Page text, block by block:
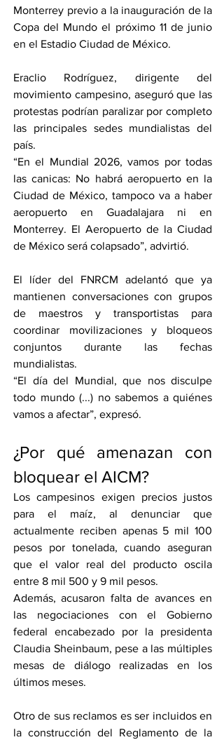
Monterrey previo a la inauguración de la
Copa del Mundo el próximo 11 de junio
en el Estadio Ciudad de México.
Eraclio Rodríguez, dirigente del
movimiento campesino, aseguró que las
protestas podrían paralizar por completo
las principales sedes mundialistas del
país.
“En el Mundial 2026, vamos por todas
las canicas: No habrá aeropuerto en la
Ciudad de México, tampoco va a haber
aeropuerto en Guadalajara ni en
Monterrey. El Aeropuerto de la Ciudad
de México será colapsado”, advirtió.
El líder del FNRCM adelantó que ya
mantienen conversaciones con grupos
de maestros y transportistas para
coordinar movilizaciones y bloqueos
conjuntos durante las fechas
mundialistas.
“El día del Mundial, que nos disculpe
todo mundo (...) no sabemos a quiénes
vamos a afectar”, expresó.
¿Por qué amenazan con
bloquear el AICM?
Los campesinos exigen precios justos
para el maíz, al denunciar que
actualmente reciben apenas 5 mil 100
pesos por tonelada, cuando aseguran
que el valor real del producto oscila
entre 8 mil 500 y 9 mil pesos.
Además, acusaron falta de avances en
las negociaciones con el Gobierno
federal encabezado por la presidenta
Claudia Sheinbaum, pese a las múltiples
mesas de diálogo realizadas en los
últimos meses.
Otro de sus reclamos es ser incluidos en
la construcción del Reglamento de la